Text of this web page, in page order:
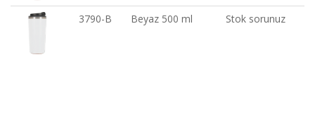
3790-B Beyaz 500 ml Stok sorunuz